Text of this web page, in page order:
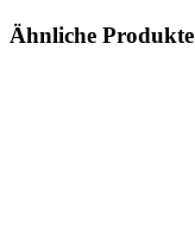
Ähnliche Produkte